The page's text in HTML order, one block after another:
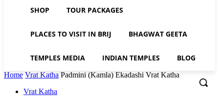
SHOP TOUR PACKAGES
PLACES TO VISIT IN BRIJ BHAGWAT GEETA
TEMPLES MEDIA INDIAN TEMPLES BLOG
Home Vrat Katha Padmini (Kamla) Ekadashi Vrat Katha
Vrat Katha